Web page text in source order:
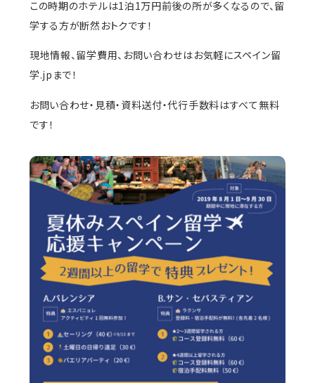
この時期のホテルは1泊1万円前後の所が多くなるので、留
学する方が断然おトクです！
現地情報、留学費用、お問い合わせはお気軽にスペイン留
学.jpまで！
お問い合わせ・見積・資料送付・代行手数料はすべて無料
です！